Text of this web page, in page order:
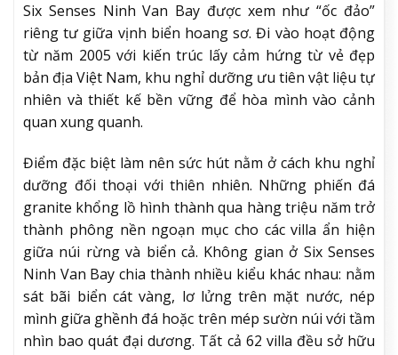
Six Senses Ninh Van Bay được xem như “ốc đảo”
riêng tư giữa vịnh biển hoang sơ. Đi vào hoạt động
từ năm 2005 với kiến trúc lấy cảm hứng từ vẻ đẹp
bản địa Việt Nam, khu nghỉ dưỡng ưu tiên vật liệu tự
nhiên và thiết kế bền vững để hòa mình vào cảnh
quan xung quanh.
Điểm đặc biệt làm nên sức hút nằm ở cách khu nghỉ
dưỡng đối thoại với thiên nhiên. Những phiến đá
granite khổng lồ hình thành qua hàng triệu năm trở
thành phông nền ngoạn mục cho các villa ẩn hiện
giữa núi rừng và biển cả. Không gian ở Six Senses
Ninh Van Bay chia thành nhiều kiểu khác nhau: nằm
sát bãi biển cát vàng, lơ lửng trên mặt nước, nép
mình giữa ghềnh đá hoặc trên mép sườn núi với tầm
nhìn bao quát đại dương. Tất cả 62 villa đều sở hữu